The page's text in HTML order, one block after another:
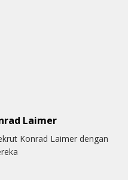
Laimer
Konrad Laimer dengan